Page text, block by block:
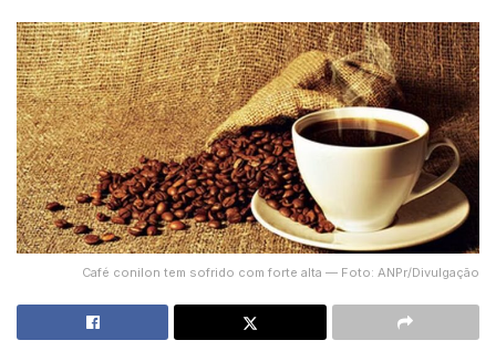
Café conilon tem sofrido com forte alta — Foto: ANPr/Divulgação